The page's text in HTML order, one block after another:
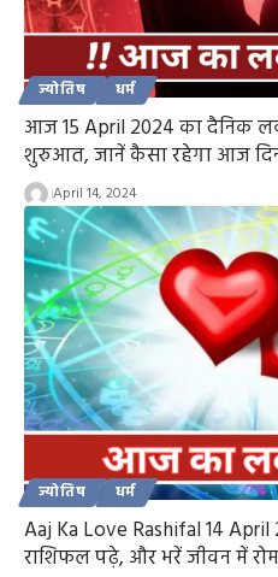
ज्योतिष धर्म
आज 15 April 2024 का दैनिक
शुरुआत, जानें कैसा रहेगा आज
April 14, 2024
ज्योतिष धर्म
Aaj Ka Love Rashifal 14
राशिफल पढ़े, और भरें जीवन में